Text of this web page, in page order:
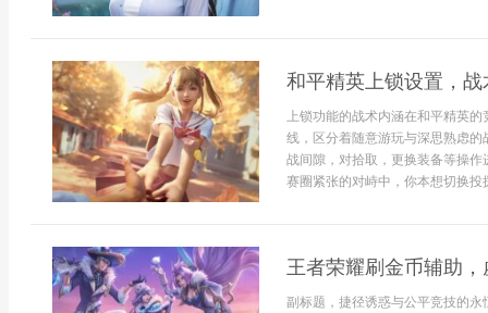
和平精英上锁设置，
上锁功能的战术内涵在和平精英
线，区分着随意游玩与深思熟虑
战间隙，对拾取，更换装备等操
赛圈紧张的对峙中，你本想切换
王者荣耀刷金币辅助
副标题，捷径诱惑与公平竞技的